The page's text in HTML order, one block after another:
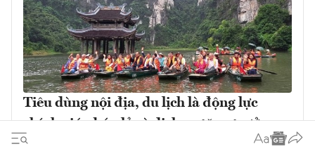
Tiêu dùng nội địa, du lịch là động lực
chính giúp bán lẻ và dịch vụ tăng trưởng
bứt phá